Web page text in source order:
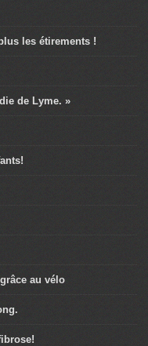
les étirements !
de Lyme. »
au vélo